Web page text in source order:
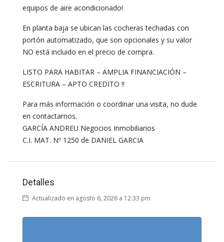
equipos de aire acondicionado!
En planta baja se ubican las cocheras techadas con
portón automatizado, que son opcionales y su valor
NO está incluido en el precio de compra.
LISTO PARA HABITAR – AMPLIA FINANCIACIÓN –
ESCRITURA – APTO CREDITO !!
Para más información o coordinar una visita, no dude
en contactarnos.
GARCÍA ANDREU Negocios Inmobiliarios
C.I. MAT. Nº 1250 de DANIEL GARCIA
Detalles
Actualizado en agosto 6, 2026 a 12:33 pm